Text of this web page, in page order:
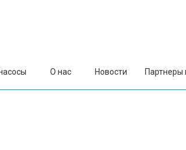
О нас Новости Партнеры